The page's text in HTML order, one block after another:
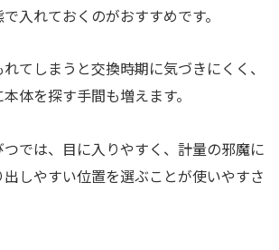
入れておくのがおすすめです。
てしまうと交換時期に気づきにくく、
体を探す手間も増えます。
では、目に入りやすく、計量の邪魔に
しやすい位置を選ぶことが使いやすさ